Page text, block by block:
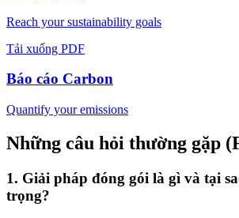
Reach your sustainability goals
Tải xuống PDF
Báo cáo Carbon
Quantify your emissions
Những câu hỏi thường gặp
​1. Giải pháp đóng gói là gì và tại
trọng?